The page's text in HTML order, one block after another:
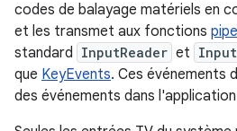
codes de balayage matériels en
et les transmet aux fonctions
standard
InputReader et
que KeyEvents. Ces événements
des événements dans